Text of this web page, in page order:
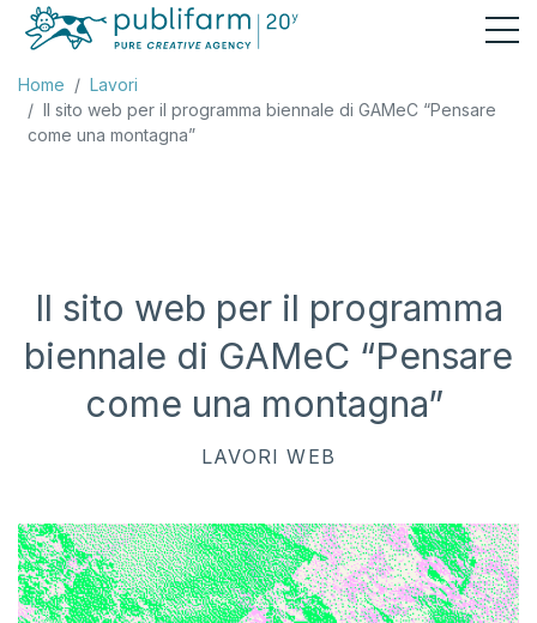
Home
Lavori
Il sito web per il programma biennale di GAMeC “Pensare
come una montagna”
Il sito web per il programma
biennale di GAMeC “Pensare
come una montagna”
LAVORIWEB